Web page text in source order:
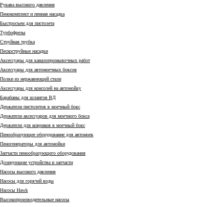
Рукава высокого давления
Пенокомплект и пенная насадка
Быстросъем для пистолета
Турбофрезы
Струйная трубка
Пескоструйные насадки
Аксессуары для каналопромывочных работ
Аксессуары для автомоечных боксов
Полки из нержавеющей стали
Аксессуары для консолей на автомойку
Барабаны для шлангов ВД
Держатели пистолетов в моечный бокс
Держатели аксессуаров для моечного бокса
Держатели для ковриков в моечный бокс
Пенообразующее оборудование для автомоек
Пеногенераторы для автомойки
Запчасти пенообразующего оборудования
Дозирующие устройства и запчасти
Насосы высокого давления
Насосы для горячей воды
Насосы Hawk
Высокопроизводительные насосы